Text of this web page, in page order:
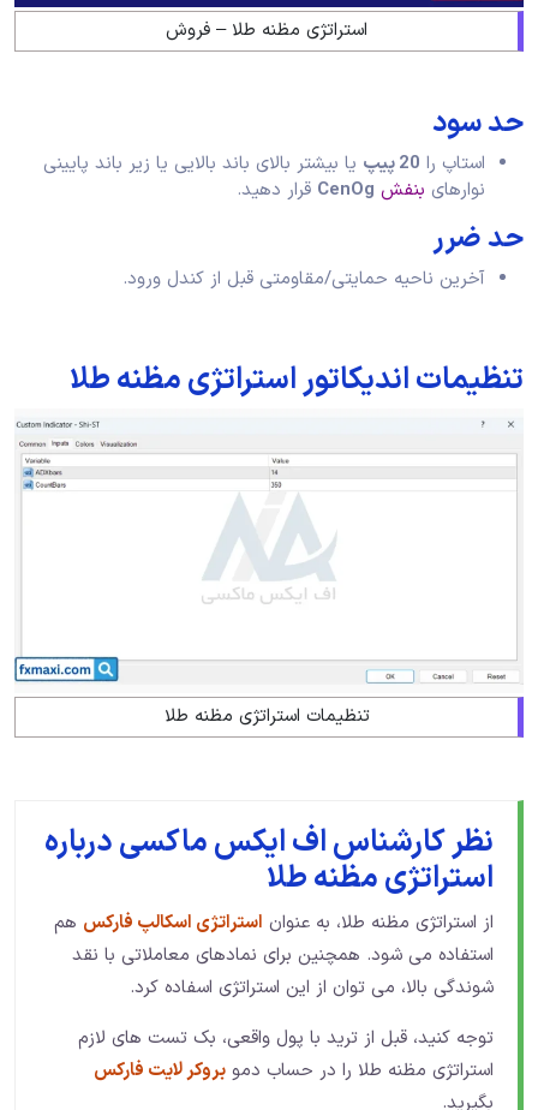
استراتژی مظنه طلا – فروش
حد سود
استاپ را 20 پیپ
یا بیشتر بالای باند بالایی یا زیر باند پایینی
نوارهای بنفش CenOg قرار دهید.
حد ضرر
آخرین ناحیه حمایتی/مقاومتی قبل از کندل ورود.
تنظیمات اندیکاتور استراتژی مظنه طلا
تنظیمات استراتژی مظنه طلا
نظر کارشناس اف ایکس ماکسی درباره
استراتژی مظنه طلا
از استراتژی مظنه طلا، به عنوان استراتژی اسکالپ فارکس هم
استفاده می شود. همچنین برای نمادهای معاملاتی با نقد
شوندگی بالا، می توان از این استراتژی اسفاده کرد.
توجه کنید، قبل از ترید با پول واقعی، بک تست های لازم
استراتژی مظنه طلا را در حساب دمو بروکر لایت فارکس
بگیرید.